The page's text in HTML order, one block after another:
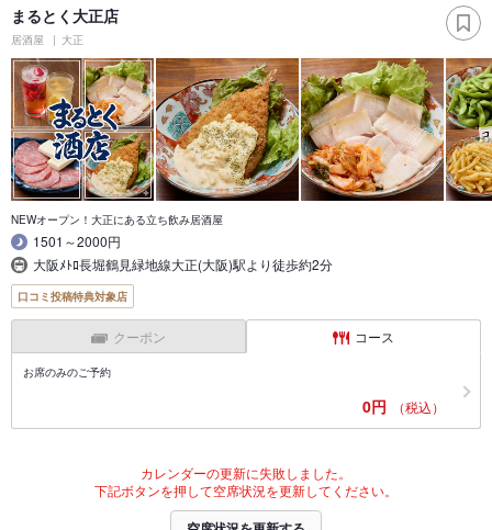
まるとく大正店
居酒屋 大正
NEWオープン！大正にある立ち飲み居酒屋
1501～2000円
大阪ﾒﾄﾛ長堀鶴見緑地線大正(大阪)駅より徒歩約2分
口コミ投稿特典対象店
クーポン コース
お席のみのご予約
0円 （税込）
カレンダーの更新に失敗しました。
下記ボタンを押して空席状況を更新してください。